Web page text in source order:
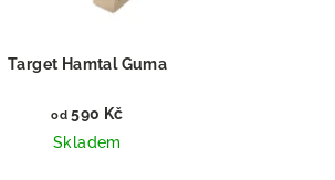
Target Hamtal Guma
od 590 Kč
Skladem